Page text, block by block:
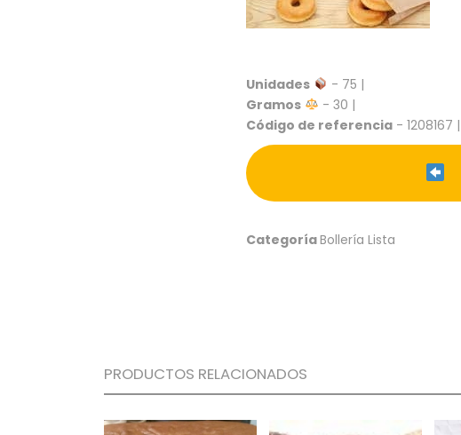
Unidades
- 75 |
Gramos
- 30 |
Código de referencia - 1208167 |
CategoríaBollería Lista
PRODUCTOS RELACIONADOS